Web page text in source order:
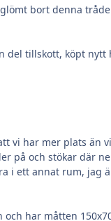
bort denna
del tillskott, köpt nytt
vi har mer plats än
på och stökar där
i ett annat rum, jag
har måtten